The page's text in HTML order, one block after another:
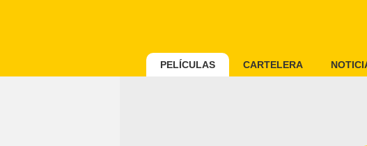
PELÍCULAS CARTELERA